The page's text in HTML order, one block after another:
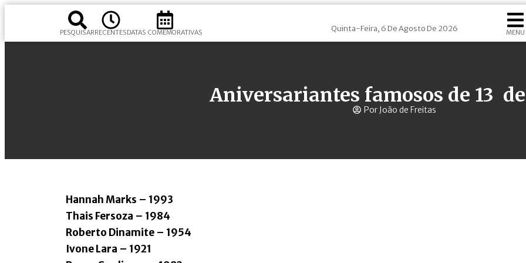
PESQUISARRECENTESDATAS COMEMORATIVAS Quinta-Feira, 6 De Agosto De 2026 MENU
Aniversariantes famosos de 13
Por João de Freitas
Hannah Marks – 1993
Thais Fersoza – 1984
Roberto Dinamite – 1954
Ivone Lara – 1921